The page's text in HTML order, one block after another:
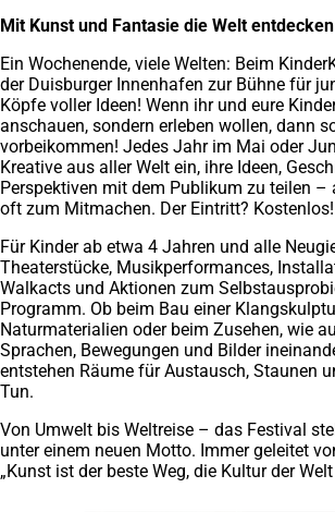
Mit Kunst und Fantasie die Welt entdecken
Ein Wochenende, viele Welten: Beim
der Duisburger Innenhafen zur Bühne für
Köpfe voller Ideen! Wenn ihr und eure
anschauen, sondern erleben wollen, dann
vorbeikommen! Jedes Jahr im Mai oder
Kreative aus aller Welt ein, ihre Ideen,
Perspektiven mit dem Publikum zu teilen –
oft zum Mitmachen. Der Eintritt? Kostenlos!
Für Kinder ab etwa 4 Jahren und alle
Theaterstücke, Musikperformances,
Walkacts und Aktionen zum
Programm. Ob beim Bau einer
Naturmaterialien oder beim Zusehen, wie
Sprachen, Bewegungen und Bilder
entstehen Räume für Austausch, Staunen
Tun.
Von Umwelt bis Weltreise – das Festival
unter einem neuen Motto. Immer geleitet
„Kunst ist der beste Weg, die Kultur der